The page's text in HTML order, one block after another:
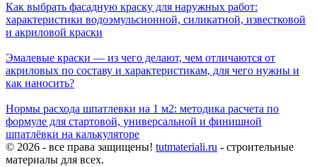
Как выбрать фасадную краску для наружных работ:
характеристики водоэмульсионной, силикатной, известковой
и акриловой краски
Эмалевые краски — из чего делают, чем отличаются от
акриловых по составу и характеристикам, для чего нужны и
как наносить?
Нормы расхода шпатлевки на 1 м2: методика расчета по
формуле для стартовой, универсальной и финишной
шпатлёвки на калькуляторе
© 2026 - все права защищены! tutmateriali.ru - строительные
материалы для всех.